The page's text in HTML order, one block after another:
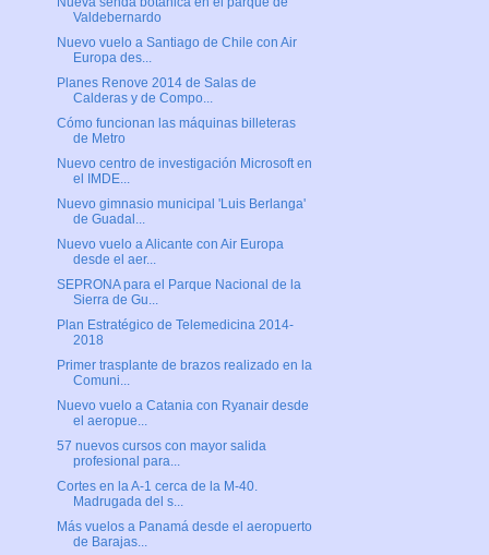
Valdebernardo
Nuevo vuelo a Santiago de Chile con Air
Europa des...
Planes Renove 2014 de Salas de
Calderas y de Compo...
Cómo funcionan las máquinas billeteras
de Metro
Nuevo centro de investigación Microsoft en
el IMDE...
Nuevo gimnasio municipal 'Luis Berlanga'
de Guadal...
Nuevo vuelo a Alicante con Air Europa
desde el aer...
SEPRONA para el Parque Nacional de la
Sierra de Gu...
Plan Estratégico de Telemedicina 2014-
2018
Primer trasplante de brazos realizado en la
Comuni...
Nuevo vuelo a Catania con Ryanair desde
el aeropue...
57 nuevos cursos con mayor salida
profesional para...
Cortes en la A-1 cerca de la M-40.
Madrugada del s...
Más vuelos a Panamá desde el aeropuerto
de Barajas...